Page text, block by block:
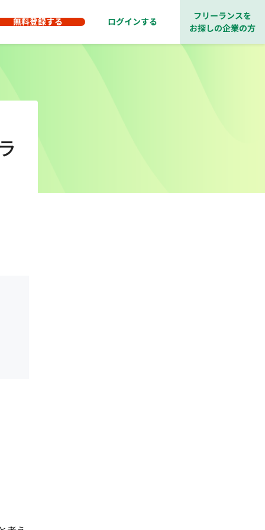
無料登録する ログインする
フリーランスを
お探しの企業の方